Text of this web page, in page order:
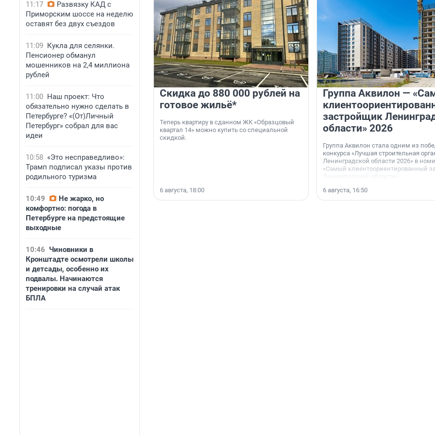
11:17
Развязку КАД с
Приморским шоссе на неделю
оставят без двух съездов
11:09 Кукла для селянки.
Пенсионер обманул
мошенников на 2,4 миллиона
рублей
11:00 Наш проект: Что
обязательно нужно сделать в
Петербурге? «(От)Личный
Петербург» собрал для вас
идеи
10:58 «Это несправедливо»:
Трамп подписал указы против
родильного туризма
10:49
Не жарко, но
комфортно: погода в
Петербурге на предстоящие
выходные
10:46 Чиновники в
Кронштадте осмотрели школы
и детсады, особенно их
подвалы. Начинаются
тренировки на случай атак
БПЛА
Скидка до 880 000 рублей на
готовое жильё*
Теперь квартиру в сданном ЖК «Образцовый
квартал 14» можно купить со специальной
скидкой.
6 августа, 18:00
Группа Аквилон —
застройщик
области» 2026
Группа Аквилон стала одним из
конкурса «Лучшая строительная
Ленинградской области 2026» в
«Самый клиентоориентированный
Ленинградской области».
6 августа, 16:50